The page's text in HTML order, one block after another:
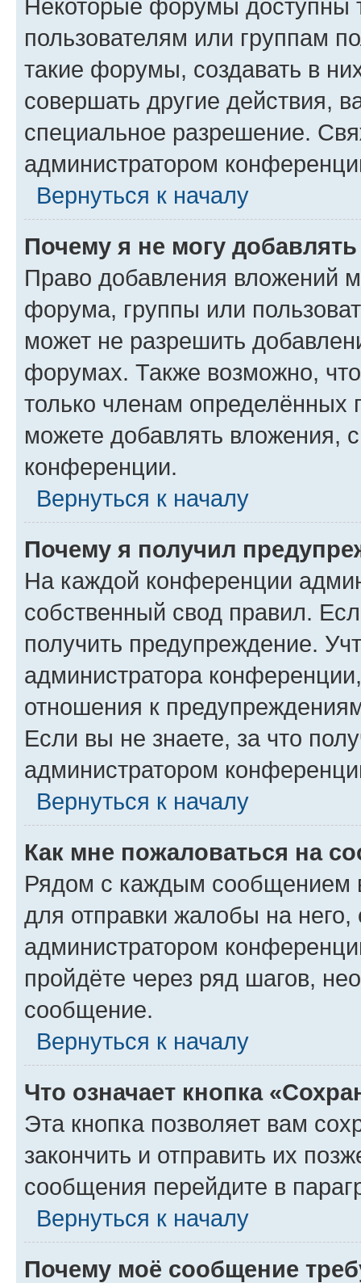
Некоторые форумы доступны
пользователям или группам
такие форумы, создавать в
совершать другие действия,
специальное разрешение.
администратором
Вернуться к началу
Почему я не могу
Право добавления вложений
форума, группы или
может не разрешить
форумах. Также возможно,
только членам определённых
можете добавлять вложения,
конференции.
Вернуться к началу
Почему я получил
На каждой конференции
собственный свод правил.
получить предупреждение.
администратора
отношения к
Если вы не знаете, за что
администратором
Вернуться к началу
Как мне пожаловаться на
Рядом с каждым сообщением
для отправки жалобы на
администратором
пройдёте через ряд шагов,
сообщение.
Вернуться к началу
Что означает кнопка
Эта кнопка позволяет вам
закончить и отправить их
сообщения перейдите в
Вернуться к началу
Почему моё сообщение